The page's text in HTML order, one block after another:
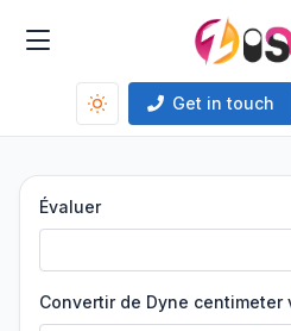
Get in touch
Évaluer
Convertir de Dyne centimeter